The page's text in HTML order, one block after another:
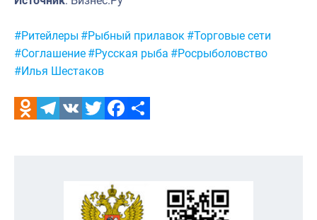
Метки:
#Ритейлеры #Рыбный прилавок #Торговые сети
#Соглашение #Русская рыба #Росрыболовство
#Илья Шестаков